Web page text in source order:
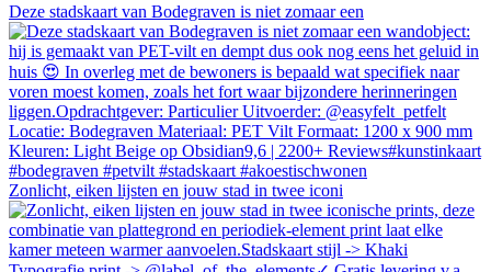
Deze stadskaart van Bodegraven is niet zomaar een
Zonlicht, eiken lijsten en jouw stad in twee iconi